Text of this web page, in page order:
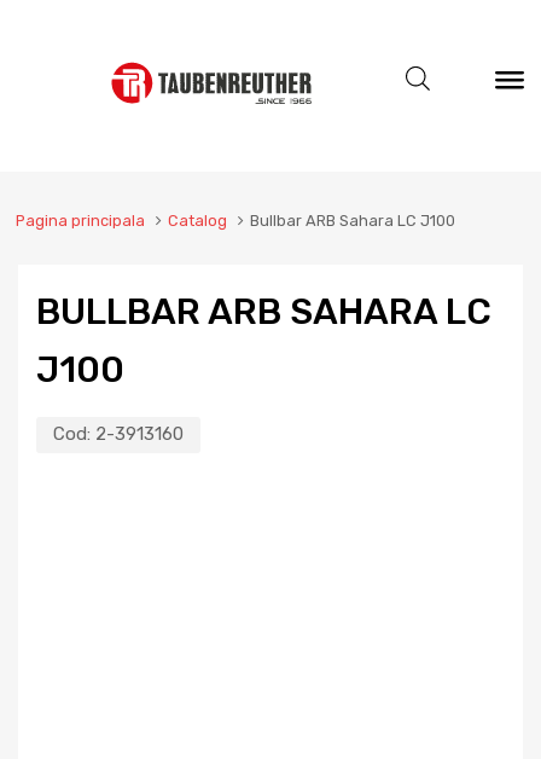
Pagina principala Catalog Bullbar ARB Sahara LC J100
BULLBAR ARB SAHARA LC
J100
Cod: 2-3913160